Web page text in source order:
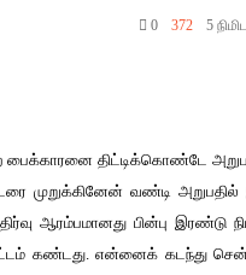
0 372 5
பைக்காரனை திட்டிக்கொண்டே
முறுக்கினேன் வண்டி அறுபதில்
ஆரம்பமானது பின்பு இரண்டு
கண்டது. என்னைக் கடந்து